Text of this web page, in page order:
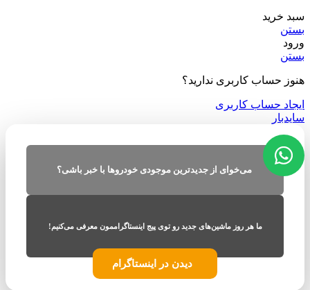
سبد خرید
بستن
ورود
بستن
هنوز حساب کاربری ندارید؟
ایجاد حساب کاربری
سایدبار
می‌خوای از جدیدترین موجودی خودروها با خبر باشی؟
ما هر روز ماشین‌های جدید رو توی پیج اینستاگراممون معرفی می‌کنیم!
دیدن در اینستاگرام